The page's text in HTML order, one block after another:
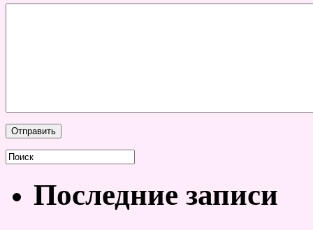
Последние записи